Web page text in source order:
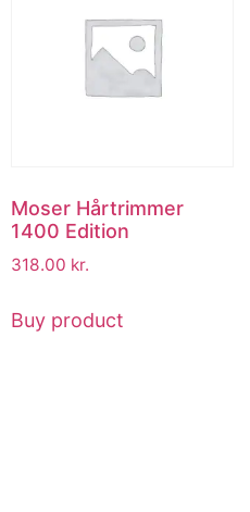
Moser Hårtrimmer
1400 Edition
318.00 kr.
Buy product